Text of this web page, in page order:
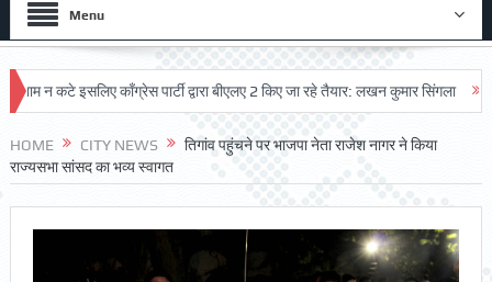
Menu
कटे इसलिए काँग्रेस पार्टी द्वारा बीएलए 2 किए जा रहे तैयार: लखन कुमार सिंगला
HOME CITY NEWS
तिगांव पहुंचने पर भाजपा नेता राजेश नागर ने किया
राज्यसभा सांसद का भव्य स्वागत